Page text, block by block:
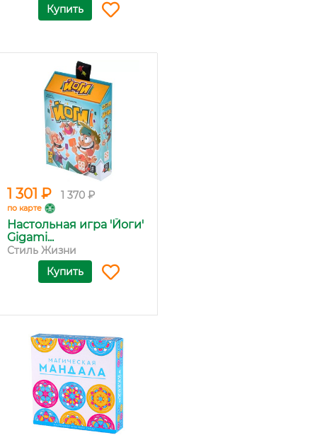
Купить
1 301 ₽ 1 370 ₽
по карте
Настольная игра 'Йоги'
Gigami...
Стиль Жизни
Купить